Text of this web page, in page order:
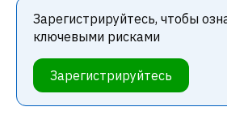
Зарегистрируйтесь, чтобы
ключевыми рисками
Зарегистрируйтесь